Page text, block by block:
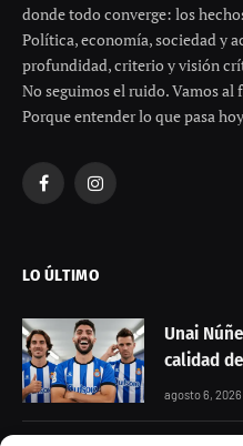
donde todo converge: los
Política, economía, sociedad y
profundidad, criterio y visión
No seguimos el ruido. Vamos al
Porque entender lo que pasa
FacebookInstagram
LO ÚLTIMO
Unai
calidad
agosto 6, 2026